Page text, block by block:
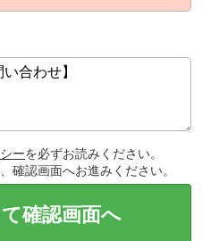
ーを必ずお読みください。
確認画面へお進みください。
確認画面へ